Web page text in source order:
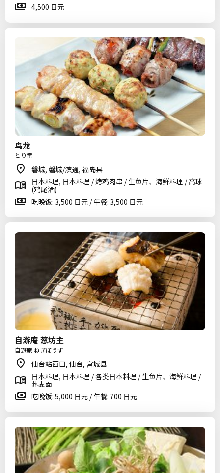
4,500 日元
鸟龙
とり竜
磐城, 磐城/滨通, 福岛县
日本料理, 日本料理 / 烤鸡肉串 / 生鱼片、海鲜料理 / 高球
(鸡尾酒)
吃晚饭: 3,500 日元 / 午餐: 3,500 日元
自游庵 葱坊主
自遊庵 ねぎぼうず
仙台站西口, 仙台, 宫城县
日本料理, 日本料理 / 各类日本料理 / 生鱼片、海鲜料理 /
荞麦面
吃晚饭: 5,000 日元 / 午餐: 700 日元